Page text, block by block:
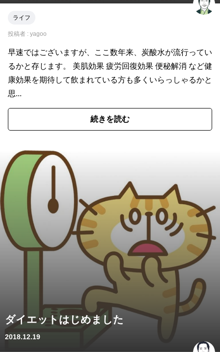
ライフ
投稿者 : yagoo
早速ではございますが、ここ数年来、炭酸水が流行ってい
るかと存じます。 美肌効果 疲労回復効果 便秘解消 など健
康効果を期待して飲まれている方も多くいらっしゃるかと
思...
続きを読む
ダイエットはじめました
2018.12.19